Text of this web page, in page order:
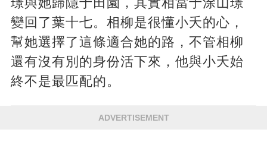
變回了葉十七。相柳是很懂小夭的心，
幫她選擇了這條適合她的路，不管相柳
還有沒有別的身份活下來，他與小夭始
終不是最匹配的。
ADVERTISEMENT